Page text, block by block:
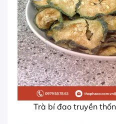
Trà bí đao truyền